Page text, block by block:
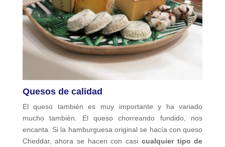
Quesos de calidad
El queso también es muy importante y ha variado
mucho también. El queso chorreando fundido, nos
encanta. Si la hamburguesa original se hacía con queso
Cheddar, ahora se hacen con casi cualquier tipo de